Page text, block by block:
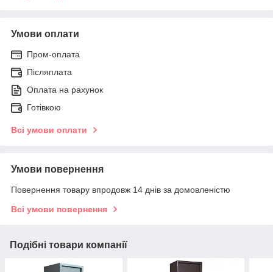
Умови оплати
Пром-оплата
Післяплата
Оплата на рахунок
Готівкою
Всі умови оплати
Умови повернення
Повернення товару впродовж 14 днів за домовленістю
Всі умови повернення
Подібні товари компанії